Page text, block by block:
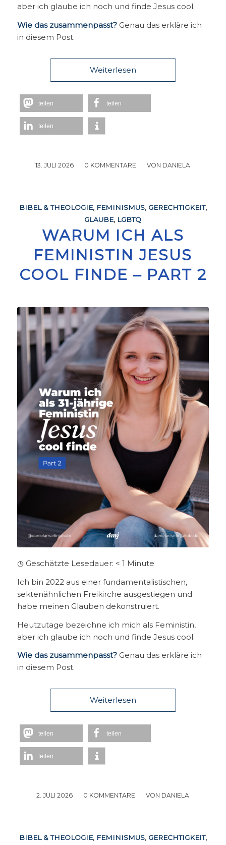
aber ich glaube ich noch und finde Jesus cool.
Wie das zusammenpasst?Genau das erkläre ich
in diesem Post.
Weiterlesen
teilen teilen
teilen
13. JULI 2026
/ 0 KOMMENTARE
/ VON DANIELA
BIBEL & THEOLOGIE, FEMINISMUS, GERECHTIGKEIT,
GLAUBE, LGBTQ
WARUM ICH ALS
FEMINISTIN JESUS
COOL FINDE – PART 2
◷ Geschätzte Lesedauer: < 1 Minute
Ich bin 2022 aus einer fundamentalistischen,
sektenähnlichen Freikirche ausgestiegen und
habe meinen Glauben dekonstruiert.
Heutzutage bezeichne ich mich als Feministin,
aber ich glaube ich noch und finde Jesus cool.
Wie das zusammenpasst?Genau das erkläre ich
in diesem Post.
Weiterlesen
teilen teilen
teilen
2. JULI 2026
/ 0 KOMMENTARE
/ VON DANIELA
BIBEL & THEOLOGIE, FEMINISMUS, GERECHTIGKEIT,